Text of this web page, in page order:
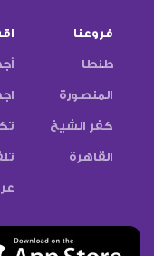
فروعنا
طنطا
المنصورة
كفر الشيخ
القاهرة